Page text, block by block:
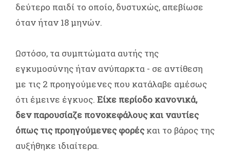
δεύτερο παιδί το οποίο, δυστυχώς, απεβίωσε
όταν ήταν 18 μηνών.
Ωστόσο, τα συμπτώματα αυτής της
εγκυμοσύνης ήταν ανύπαρκτα - σε αντίθεση
με τις 2 προηγούμενες που κατάλαβε αμέσως
ότι έμεινε έγκυος. Είχε περίοδο κανονικά,
δεν παρουσίαζε πονοκεφάλους και ναυτίες
όπως τις προηγούμενες φορέςκαι το βάρος της
αυξήθηκε ιδιαίτερα.